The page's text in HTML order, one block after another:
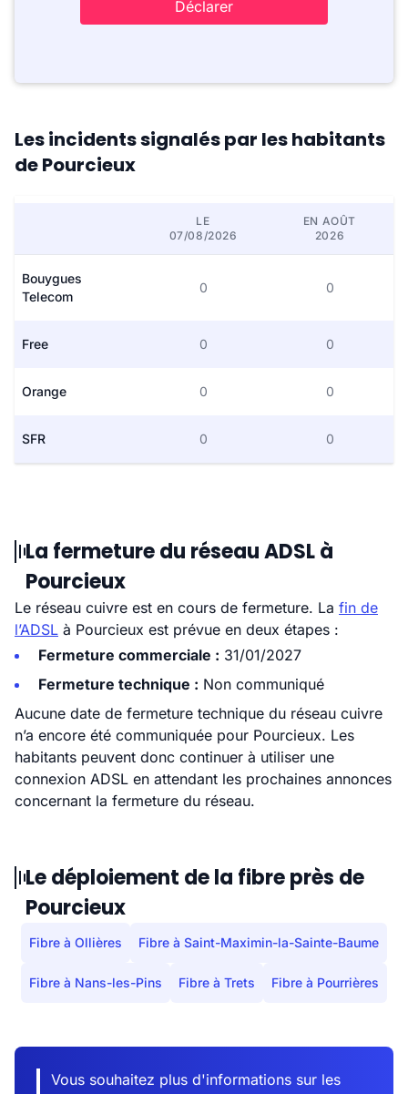
Déclarer
Les incidents signalés par les habitants
de Pourcieux
LE
07/08/2026
EN AOÛT
2026
Bouygues
Telecom
0 0
Free 0 0
Orange 0 0
SFR 0 0
La fermeture du réseau ADSL à
Pourcieux
Le réseau cuivre est en cours de fermeture. La fin de
l’ADSL à Pourcieux est prévue en deux étapes :
Fermeture commerciale : 31/01/2027
Fermeture technique : Non communiqué
Aucune date de fermeture technique du réseau cuivre
n’a encore été communiquée pour Pourcieux. Les
habitants peuvent donc continuer à utiliser une
connexion ADSL en attendant les prochaines annonces
concernant la fermeture du réseau.
Le déploiement de la fibre près de
Pourcieux
Fibre à Ollières Fibre à Saint-Maximin-la-Sainte-Baume
Fibre à Nans-les-Pins Fibre à Trets Fibre à Pourrières
Vous souhaitez plus d'informations sur les